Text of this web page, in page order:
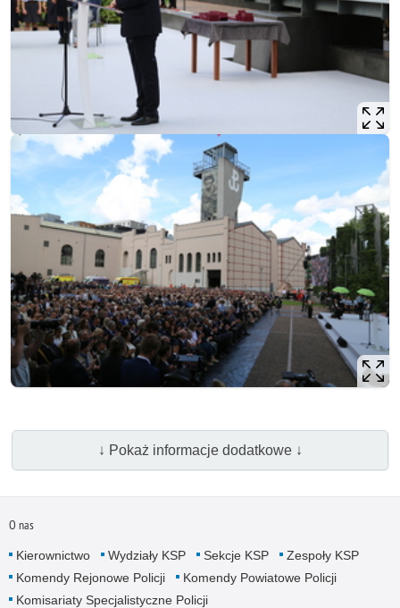
↓ Pokaż informacje dodatkowe ↓
O nas
Kierownictwo Wydziały KSP Sekcje KSP
Zespoły KSP
Komendy Rejonowe Policji
Komendy Powiatowe Policji
Komisariaty Specjalistyczne Policji